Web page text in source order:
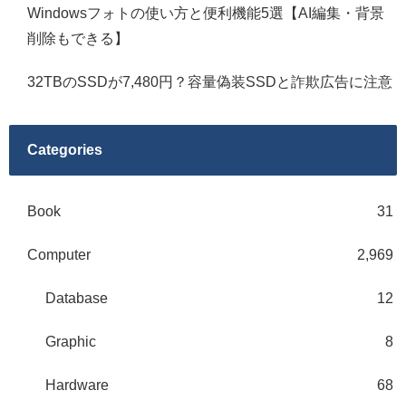
Windowsフォトの使い方と便利機能5選【AI編集・背景
削除もできる】
32TBのSSDが7,480円？容量偽装SSDと詐欺広告に注意
Categories
Book 31
Computer 2,969
Database 12
Graphic 8
Hardware 68